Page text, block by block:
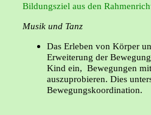
Bildungsziel aus den
Musik und Tanz
Das Erleben von Körper
Erweiterung der
Kind ein, Bewegungen
auszuprobieren. Dies
Bewegungskoordination.